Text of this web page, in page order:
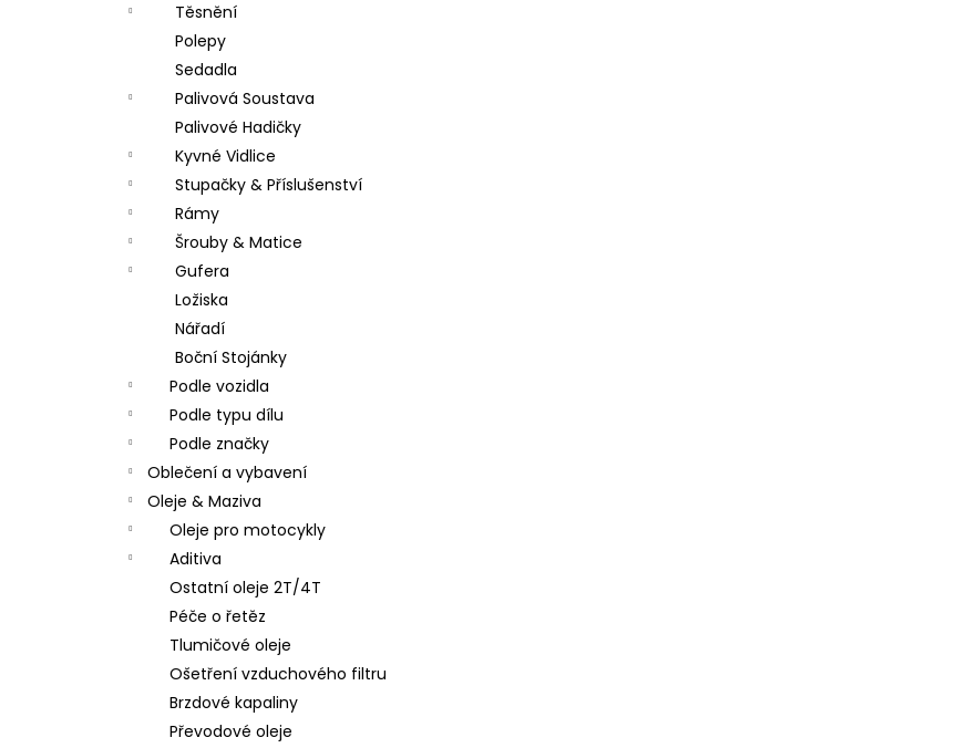
Těsnění
Polepy
Sedadla
Palivová Soustava
Palivové Hadičky
Kyvné Vidlice
Stupačky & Příslušenství
Rámy
Šrouby & Matice
Gufera
Ložiska
Nářadí
Boční Stojánky
Podle vozidla
Podle typu dílu
Podle značky
Oblečení a vybavení
Oleje & Maziva
Oleje pro motocykly
Aditiva
Ostatní oleje 2T/4T
Péče o řetěz
Tlumičové oleje
Ošetření vzduchového filtru
Brzdové kapaliny
Převodové oleje